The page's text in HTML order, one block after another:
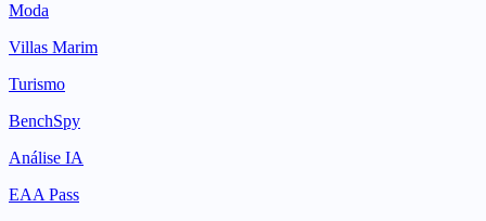
Moda
Villas Marim
Turismo
BenchSpy
Análise IA
EAA Pass